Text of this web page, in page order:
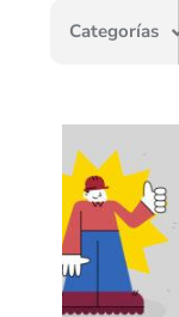
Categorías